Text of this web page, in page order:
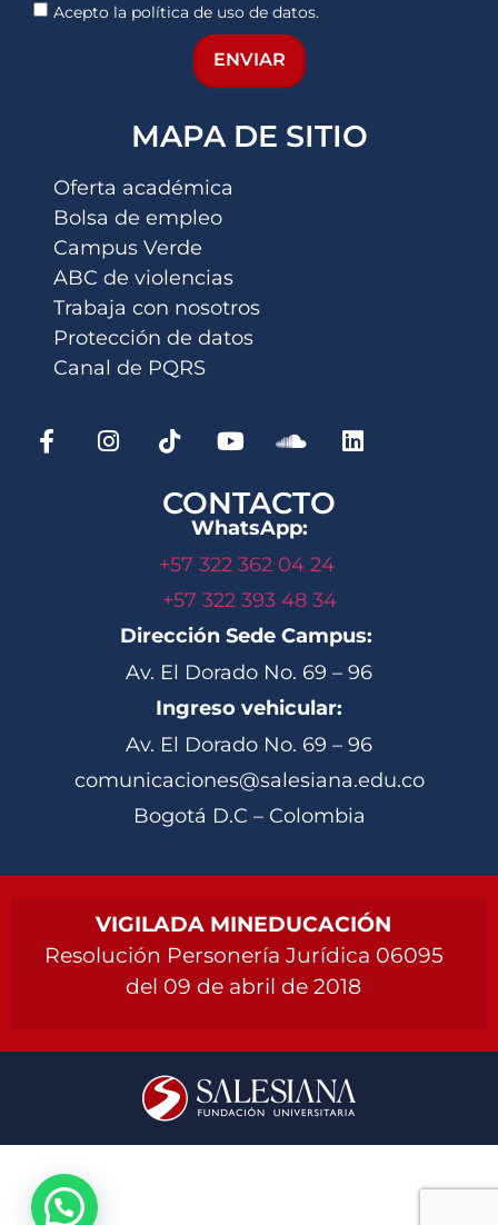
Acepto la política de uso de datos.
ENVIAR
MAPA DE SITIO
Oferta académica
Bolsa de empleo
Campus Verde
ABC de violencias
Trabaja con nosotros
Protección de datos
Canal de PQRS
CONTACTO
WhatsApp:
+57 322 362 04 24
+57 322 393 48 34
Dirección Sede Campus:
Av. El Dorado No. 69 – 96
Ingreso vehicular:
Av. El Dorado No. 69 – 96
comunicaciones@salesiana.edu.co
Bogotá D.C – Colombia
VIGILADA MINEDUCACIÓN
Resolución Personería Jurídica 06095
del 09 de abril de 2018